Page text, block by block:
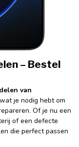
– Bestel
van
je nodig hebt om
Of je nu een
of een defecte
die perfect passen